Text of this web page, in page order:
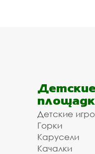
Детские
Горки
Карусели
Качалки